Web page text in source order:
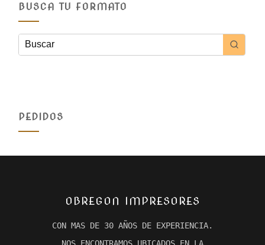
BUSCA TU FORMATO
PEDIDOS
OBREGON IMPRESORES
CON MAS DE 30 AÑOS DE EXPERIENCIA.